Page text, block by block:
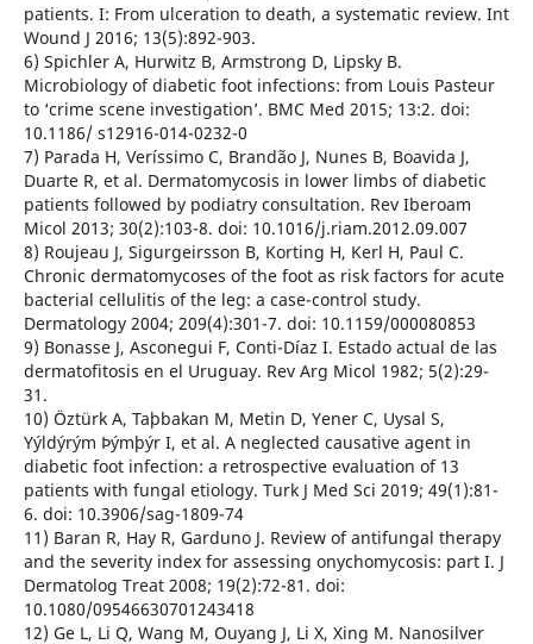
patients. I: From ulceration to death, a systematic review. Int
Wound J 2016; 13(5):892-903.
6) Spichler A, Hurwitz B, Armstrong D, Lipsky B.
Microbiology of diabetic foot infections: from Louis Pasteur
to ‘crime scene investigation’. BMC Med 2015; 13:2. doi:
10.1186/ s12916-014-0232-0
7) Parada H, Veríssimo C, Brandão J, Nunes B, Boavida J,
Duarte R, et al. Dermatomycosis in lower limbs of diabetic
patients followed by podiatry consultation. Rev Iberoam
Micol 2013; 30(2):103-8. doi: 10.1016/j.riam.2012.09.007
8) Roujeau J, Sigurgeirsson B, Korting H, Kerl H, Paul C.
Chronic dermatomycoses of the foot as risk factors for acute
bacterial cellulitis of the leg: a case-control study.
Dermatology 2004; 209(4):301-7. doi: 10.1159/000080853
9) Bonasse J, Asconegui F, Conti-Díaz I. Estado actual de las
dermatofitosis en el Uruguay. Rev Arg Micol 1982; 5(2):29-
31.
10) Öztürk A, Taþbakan M, Metin D, Yener C, Uysal S,
Yýldýrým Þýmþýr I, et al. A neglected causative agent in
diabetic foot infection: a retrospective evaluation of 13
patients with fungal etiology. Turk J Med Sci 2019; 49(1):81-
6. doi: 10.3906/sag-1809-74
11) Baran R, Hay R, Garduno J. Review of antifungal therapy
and the severity index for assessing onychomycosis: part I. J
Dermatolog Treat 2008; 19(2):72-81. doi:
10.1080/09546630701243418
12) Ge L, Li Q, Wang M, Ouyang J, Li X, Xing M. Nanosilver